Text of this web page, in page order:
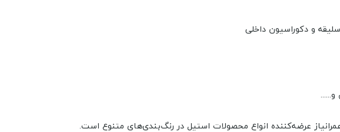
و دکوراسیون داخلی
و......
عرضه‌کننده انواع محصولات استیل در رنگ‌بندی‌های متنوع است.